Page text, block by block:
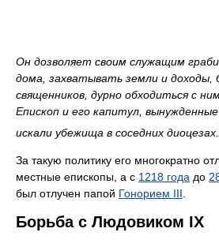
Он дозволяет своим служащим
дома, захватывать земли и доходы,
священников, дурно обходиться с
Епископ и его капитул,
искали убежища в соседних диоцезах.
За такую политику его многократно
местные епископы, а с 1218 года до
был отлучен папой Гонорием III.
Борьба с Людовиком IX